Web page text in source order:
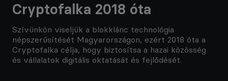
Cryptofalka 2018 óta
Szívünkön viseljük a blokklánc technológia
népszerűsítését Magyarországon, ezért 2018 óta a
Cryptofalka célja, hogy biztosítsa a hazai közösség
és vállalatok digitális oktatását és fejlődését.